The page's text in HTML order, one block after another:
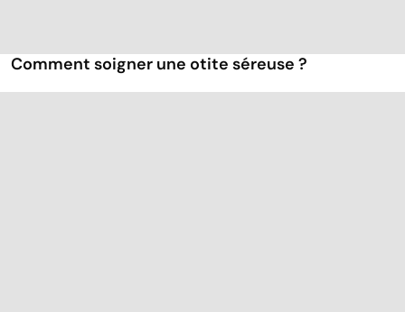
Comment soigner une otite séreuse ?